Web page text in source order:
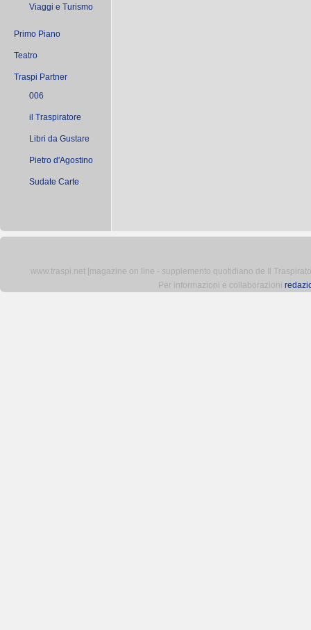
Viaggi e Turismo
Primo Piano
Teatro
Traspi Partner
006
il Traspiratore
Libri da Gustare
Pietro d'Agostino
Sudate Carte
www.traspi.net [magazine on line - supplemento quotidiano de Il
Per informazioni e collaborazioni